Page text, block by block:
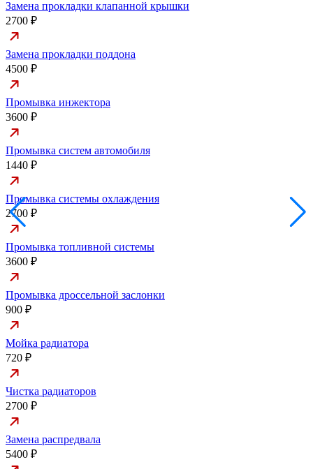
Замена прокладки клапанной крышки
2700 ₽
Замена прокладки поддона
4500 ₽
Промывка инжектора
3600 ₽
Промывка систем автомобиля
1440 ₽
Промывка системы охлаждения
2700 ₽
Промывка топливной системы
3600 ₽
Промывка дроссельной заслонки
900 ₽
Мойка радиатора
720 ₽
Чистка радиаторов
2700 ₽
Замена распредвала
5400 ₽